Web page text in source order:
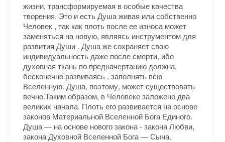
жизни, трансформируемая в особые качества
творения. Это и есть Душа живая или собственно
Человек , так как плоть после ее износа может
заменяться на новую, являясь инструментом для
развития Души . Душа же сохраняет свою
индивидуальность даже после смерти, ибо
духовная ткань по предначертанию должна,
бесконечно развиваясь , заполнять всю
Вселенную. Душа, поэтому, может существовать
вечно.Таким образом, в Человеке заложено два
великих начала. Плоть его развивается на основе
законов Материальной Вселенной Бога Единого.
Душа — на основе нового закона - закона Любви,
закона Духовной Вселенной Бога — Сына.